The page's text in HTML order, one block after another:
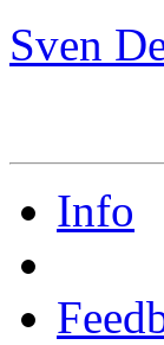
Sven
Info